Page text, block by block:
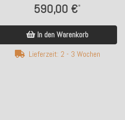
590,00 €*
In den Warenkorb
Lieferzeit: 2 - 3 Wochen